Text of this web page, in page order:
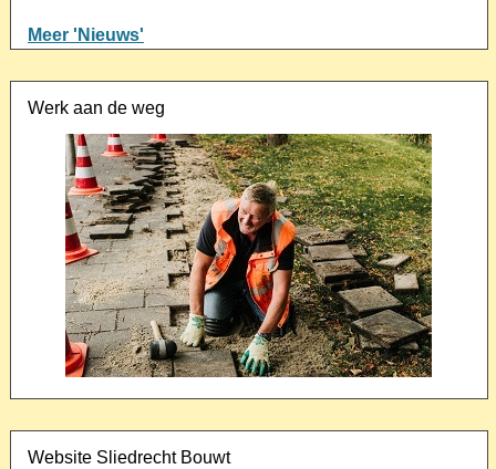
Meer 'Nieuws'
Werk aan de weg
Website Sliedrecht Bouwt